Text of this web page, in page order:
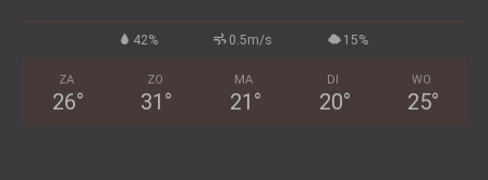
42% 0.5m/s 15%
ZA
26°
ZO
31 °
MA
21 °
DI
20°
WO
25°